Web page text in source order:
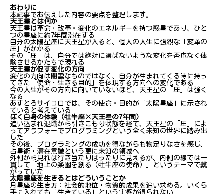
おわりに
本記事でお伝えした内容の要点を整理します。
天王星とは何か
天王星は革命・改革・変化のエネルギーを持つ惑星であり、ひと
つの星座に約7年間滞在する
自分の太陽星座に天王星が入ると、個人の人生に強烈な「変革の
圧」がかかる
その「圧」は、自分では絶対に選ばないような変化を否応なく体
験させるかたちで現れる
天王星が促す変化の方向
変化の方向は闇雲なものではなく、自分が生まれてくる時に持っ
てきた「使命・生きる目的」を体現する方向への変化である
今の人生がその方向に向いていないほど、天王星の「圧」は強く
なる
あすとろサイコロでは、その使命・目的が「太陽星座」に示され
ていると考えている
ぼく自身の体験（牡牛座×天王星の7年間）
追い込まれ退職から引きこもり状態を経て、天王星の「圧」によ
ってアラフォーでプログラミングという全く未知の世界に踏み出
した
その後、プログラミングの成功を得ながらも物足りなさを感じ、
占星術・潜在意識という更に未知の領域へ
外側から見れば行き当たりばったりに見えるが、内側の線では一
貫して「地上の楽園を創る（牡牛座の使命）」というテーマで繋
がっていた
太陽星座を生きるとはどういうことか
月星座の生き方：社会的地位・物質的成果を追い求める。いくら
手に入れても「生きている」という実感が得られない
プログラミング成功の裏にあった物足りなさ
合同会社てるるに込めた本当の理念
自分の生きる目的・使命に向かって、人生がアップデ
ートされる
幼少期から続く見えない世界との繋がり
人生の線がつながった瞬間
天王星が与えた7年間の圧力と変化
太陽星座を生きるということ――真の人生アップデ
ート